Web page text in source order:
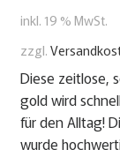
inkl. 19 % MwSt.
zzgl.
Diese zeitlose,
gold wird
für den Alltag!
wurde